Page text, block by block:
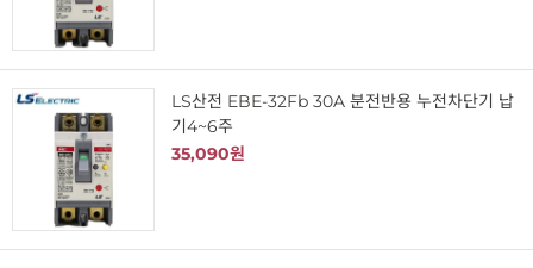
LS산전 EBE-32Fb 30A 분전반용 누전차단기 납
기4~6주
35,090원